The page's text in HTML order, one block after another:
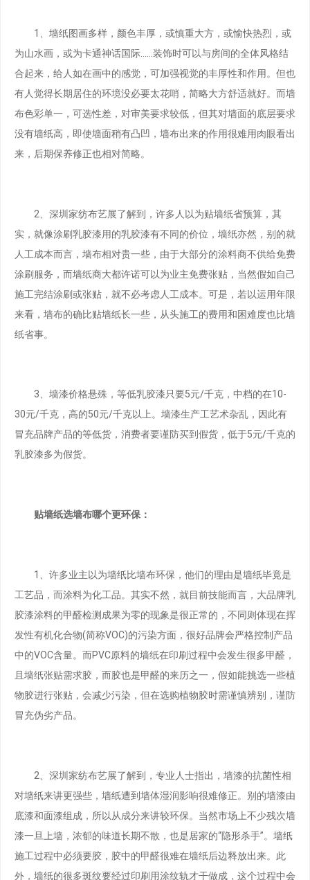
1、墙纸图画多样，颜色丰厚，或慎重大方，或愉快热烈，或
为山水画，或为卡通神话国际……装饰时可以与房间的全体风格结
合起来，给人如在画中的感觉，可加强视觉的丰厚性和作用。但也
有人觉得长期居住的环境没必要太花哨，简略大方舒适就好。而墙
布色彩单一，可选性差，对审美要求较低，但其对墙面的底层要求
没有墙纸高，即使墙面稍有凸凹，墙布出来的作用很难用肉眼看出
来，后期保养修正也相对简略。
2、深圳家纺布艺展了解到，许多人以为贴墙纸省预算，其
实，就像涂刷乳胶漆用的乳胶漆有不同的价位，墙纸亦然，别的就
人工成本而言，墙布相对贵一些，由于大部分的涂料商不供给免费
涂刷服务，而墙纸商大都许诺可以为业主免费张贴，当然假如自己
施工完结涂刷或张贴，就不必考虑人工成本。可是，若以运用年限
来看，墙布的确比贴墙纸长一些，从头施工的费用和困难度也比墙
纸省事。
3、墙漆价格悬殊，等低乳胶漆只要5元/千克，中档的在10-
30元/千克，高的50元/千克以上。墙漆生产工艺术杂乱，因此有
冒充品牌产品的等低货，消费者要谨防买到假货，低于5元/千克的
乳胶漆多为假货。
贴墙纸选墙布哪个更环保：
1、许多业主以为墙纸比墙布环保，他们的理由是墙纸毕竟是
工艺品，而涂料为化工品。其实不然，就目前技能而言，大品牌乳
胶漆涂料的甲醛检测成果为零的现象是很正常的，不同则体现在挥
发性有机化合物(简称VOC)的污染方面，很好品牌会严格控制产品
中的VOC含量。而PVC原料的墙纸在印刷过程中会发生很多甲醛，
且墙纸张贴需求胶，而胶也是甲醛的来历之一，假如能挑选一些植
物胶进行张贴，会减少污染，但在选购植物胶时需谨慎辨别，谨防
冒充伪劣产品。
2、深圳家纺布艺展了解到，专业人士指出，墙漆的抗菌性相
对墙纸来讲更强些，墙纸遭到墙体湿润影响很难修正。别的墙漆由
底漆和面漆组成，所以从成分来讲较环保。当然市场上不少残次墙
漆一旦上墙，浓郁的味道长期不散，也是居家的“隐形杀手”。墙纸
施工过程中必须要胶，胶中的甲醛很难在墙纸后边释放出来。此
外，墙纸的很多斑纹要经过印刷用涂纹轨才干做成，这个过程中会